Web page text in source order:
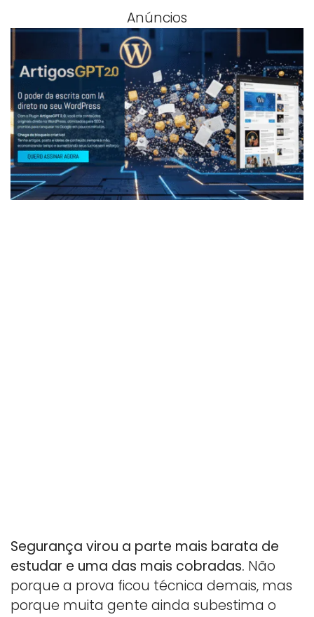
Anúncios
Segurança virou a parte mais barata de
estudar e uma das mais cobradas. Não
porque a prova ficou técnica demais, mas
porque muita gente ainda subestima o